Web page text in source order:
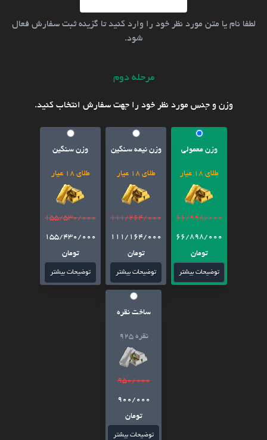
لطفا نام یا متن مورد نظر خود را وارد کنید تا گزینه ثبت سفارش فعال
شود.
مرحله دوم
وزن و جنس مورد نظر خود را جهت سفارش انتخاب کنید.
وزن معمولی
طلای 18 عیار
66/998/000
66/898/000
تومان
توضیحات بیشتر
وزن نیمه سنگین
طلای 18 عیار
111/264/000
111/164/000
تومان
توضیحات بیشتر
وزن سنگین
طلای 18 عیار
155/530/000
155/430/000
تومان
توضیحات بیشتر
ساخت نقره
نقره 925
950/000
900/000
تومان
توضیحات بیشتر